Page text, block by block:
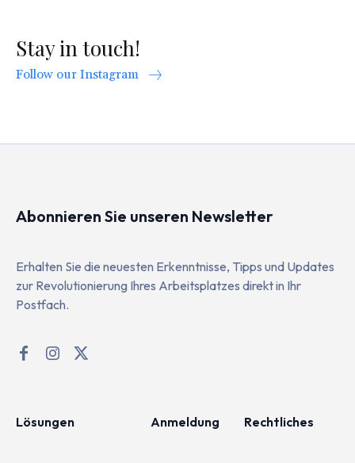
Stay in touch!
Follow our Instagram
Abonnieren Sie unseren Newsletter
Erhalten Sie die neuesten Erkenntnisse, Tipps und Updates
zur Revolutionierung Ihres Arbeitsplatzes direkt in Ihr
Postfach.
Lösungen Anmeldung Rechtliches